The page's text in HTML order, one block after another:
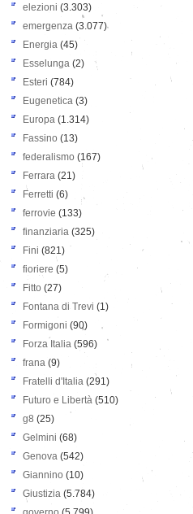
elezioni (3.303)
emergenza (3.077)
Energia (45)
Esselunga (2)
Esteri (784)
Eugenetica (3)
Europa (1.314)
Fassino (13)
federalismo (167)
Ferrara (21)
Ferretti (6)
ferrovie (133)
finanziaria (325)
Fini (821)
fioriere (5)
Fitto (27)
Fontana di Trevi (1)
Formigoni (90)
Forza Italia (596)
frana (9)
Fratelli d'Italia (291)
Futuro e Libertà (510)
g8 (25)
Gelmini (68)
Genova (542)
Giannino (10)
Giustizia (5.784)